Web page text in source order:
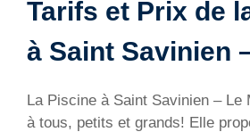
Tarifs et Prix de
à Saint Savinien
La Piscine à Saint Savinien – Le
à tous, petits et grands! Elle